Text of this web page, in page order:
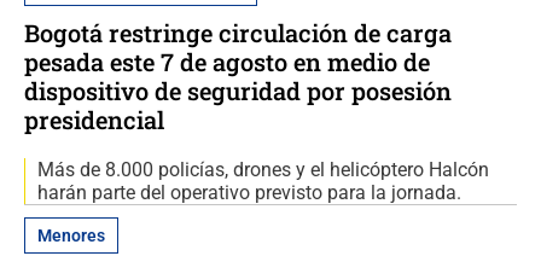
Bogotá restringe circulación de carga
pesada este 7 de agosto en medio de
dispositivo de seguridad por posesión
presidencial
Más de 8.000 policías, drones y el helicóptero Halcón
harán parte del operativo previsto para la jornada.
Menores